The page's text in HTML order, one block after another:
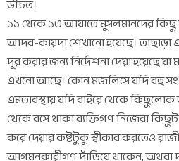
উচিত।
১১ থেকে ১৩ আয়াতে মুসলমানদের কিছু
আদব-কায়দা শেখানো হয়েছে।
দূর করার জন্য নির্দেশনা দেয়া হয়েছে
এখনো আছে। কোন মজলিসে যদি বহু
এমতাবস্থায় যদি বাইরে থেকে
থেকে বসে থাকা ব্যক্তিগণ নিজেরা
করে দেয়ার কষ্টটুকু স্বীকার করতেও
আগমনকারীগণ দাঁড়িয়ে থাকেন, অথবা